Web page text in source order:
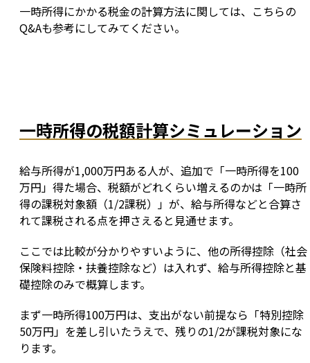
一時所得にかかる税金の計算方法に関しては、こちらの
Q&Aも参考にしてみてください。
一時所得の税額計算シミュレーション
給与所得が1,000万円ある人が、追加で「一時所得を100
万円」得た場合、税額がどれくらい増えるのかは「一時所
得の課税対象額（1/2課税）」が、給与所得などと合算さ
れて課税される点を押さえると見通せます。
ここでは比較が分かりやすいように、他の所得控除（社会
保険料控除・扶養控除など）は入れず、給与所得控除と基
礎控除のみで概算します。
まず一時所得100万円は、支出がない前提なら「特別控除
50万円」を差し引いたうえで、残りの1/2が課税対象にな
ります。